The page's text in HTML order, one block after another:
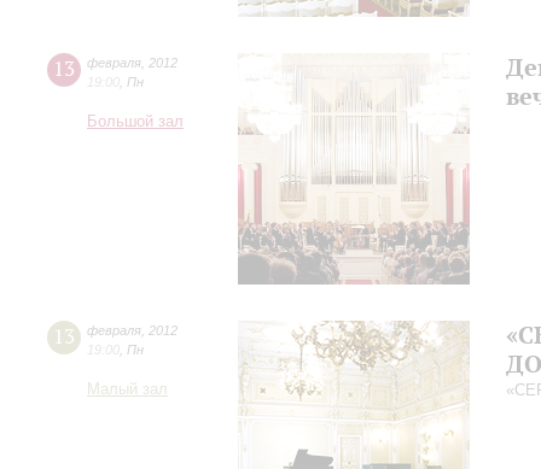
13 февраля 2012
19:00 Пн
Большой зал
13 февраля 2012
19:00 Пн
Малый зал